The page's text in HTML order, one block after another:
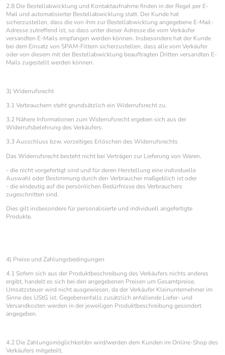
2.8 Die Bestellabwicklung und Kontaktaufnahme finden in der Regel per E-
Mail und automatisierter Bestellabwicklung statt. Der Kunde hat
sicherzustellen, dass die von ihm zur Bestellabwicklung angegebene E-Mail-
Adresse zutreffend ist, so dass unter dieser Adresse die vom Verkäufer
versandten E-Mails empfangen werden können. Insbesondere hat der Kunde
bei dem Einsatz von SPAM-Filtern sicherzustellen, dass alle vom Verkäufer
oder von diesem mit der Bestellabwicklung beauftragten Dritten versandten E-
Mails zugestellt werden können.
3) Widerrufsrecht
3.1 Verbrauchern steht grundsätzlich ein Widerrufsrecht zu.
3.2 Nähere Informationen zum Widerrufsrecht ergeben sich aus der
Widerrufsbelehrung des Verkäufers.
3.3 Ausschluss bzw. vorzeitiges Erlöschen des Widerrufsrechts
Das Widerrufsrecht besteht nicht bei Verträgen zur Lieferung von Waren,
- die nicht vorgefertigt sind und für deren Herstellung eine individuelle
Auswahl oder Bestimmung durch den Verbraucher maßgeblich ist oder
- die eindeutig auf die persönlichen Bedürfnisse des Verbrauchers
zugeschnitten sind.
Dies gilt insbesondere für personalisierte und individuell angefertigte
Produkte.
4) Preise und Zahlungsbedingungen
4.1 Sofern sich aus der Produktbeschreibung des Verkäufers nichts anderes
ergibt, handelt es sich bei den angegebenen Preisen um Gesamtpreise.
Umsatzsteuer wird nicht ausgewiesen, da der Verkäufer Kleinunternehmer im
Sinne des UStG ist. Gegebenenfalls zusätzlich anfallende Liefer- und
Versandkosten werden in der jeweiligen Produktbeschreibung gesondert
angegeben.
4.2 Die Zahlungsmöglichkeit/en wird/werden dem Kunden im Online-Shop des
Verkäufers mitgeteilt.